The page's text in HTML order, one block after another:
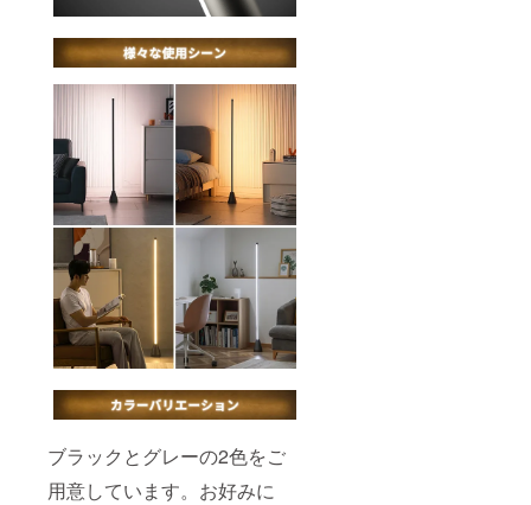
ブラックとグレーの2色をご
用意しています。お好みに